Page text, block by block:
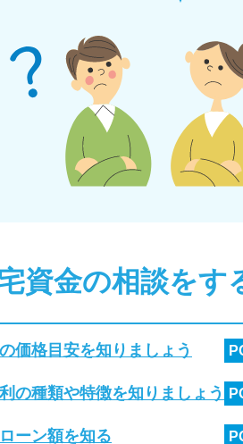
資金の相談をす
価格目安を知りましょう
の種類や特徴を知りましょう
ーン額を知る